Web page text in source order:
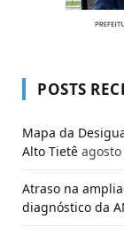
POSTS
Mapa da
Alto Tietê agosto
Atraso na
diagnóstico da